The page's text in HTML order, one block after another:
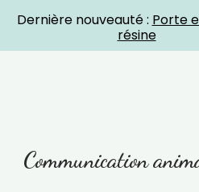
auCommunication
Dernière nouveauté : Porte
résine
Crystal